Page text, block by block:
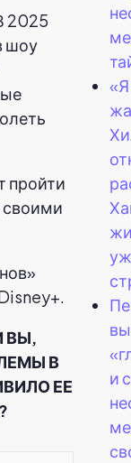
2025
шоу
пройти
своими
ВЫ,
В
ЕЕ
и